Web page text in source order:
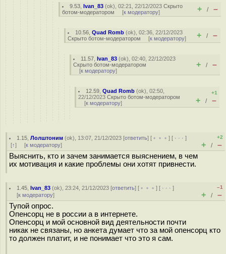
9.53 ,Ivan_83 (ok), 02:21, 22/12/2023Скрыто
ботом-модератором [к модератору] + / –
10.56 ,Quad Romb (ok), 02:36, 22/12/2023
Скрыто ботом-модератором [к модератору] + / –
11.57 ,Ivan_83 (ok), 02:40, 22/12/2023
Скрыто ботом-модератором
[к модератору]
+ / –
12.59 ,Quad Romb (ok), 02:50,
22/12/2023 Скрыто ботом-модератором
[к модератору]
+1
+ / –
1.15 ,Лолштоним (ok), 13:07, 21/12/2023 [ответить] [ ﹢﹢﹢] [ · · ·]
[↑] [к модератору]
+2
+ / –
Выяснить, кто и зачем занимается выяснением, в чем
их мотивация и какие проблемы они хотят привнести.
1.45 ,Ivan_83 (ok), 23:24, 21/12/2023 [ответить] [ ﹢﹢﹢] [ · · ·]
[к модератору]
–1
+ / –
Тупой опрос.
Опенсорц не в россии а в интернете.
Опенсорц и мой основной вид деятельности почти
никак не связаны, но анкета думает что за мой опенсорц кто
то должен платит, и не понимает что это я сам.